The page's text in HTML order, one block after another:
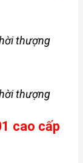
thượng
thượng
cao cấp